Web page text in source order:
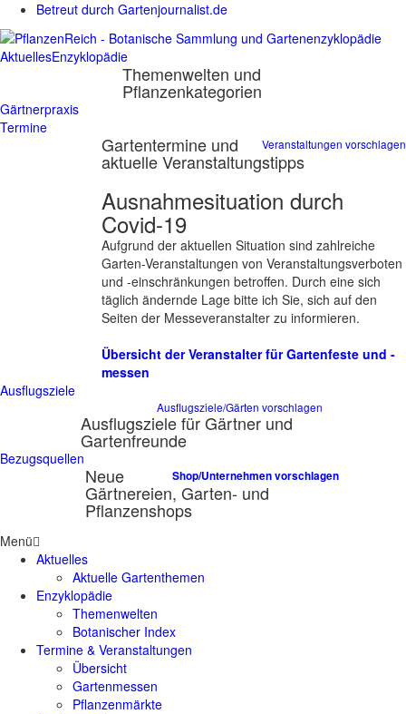
Betreut durch Gartenjournalist.de
AktuellesEnzyklopädie
Themenwelten und
Pflanzenkategorien
Gärtnerpraxis
Termine
Veranstaltungen vorschlagen
Gartentermine und
aktuelle Veranstaltungstipps
Ausnahmesituation durch
Covid-19
Aufgrund der aktuellen Situation sind zahlreiche
Garten-Veranstaltungen von Veranstaltungsverboten
und -einschränkungen betroffen. Durch eine sich
täglich ändernde Lage bitte ich Sie, sich auf den
Seiten der Messeveranstalter zu informieren.
Übersicht der Veranstalter für Gartenfeste und -
messen
Ausflugsziele
Ausflugsziele/Gärten vorschlagen
Ausflugsziele für Gärtner und
Gartenfreunde
Bezugsquellen
Shop/Unternehmen vorschlagen
Neue
Gärtnereien, Garten- und
Pflanzenshops
Menü
Aktuelles
Aktuelle Gartenthemen
Enzyklopädie
Themenwelten
Botanischer Index
Termine & Veranstaltungen
Übersicht
Gartenmessen
Pflanzenmärkte